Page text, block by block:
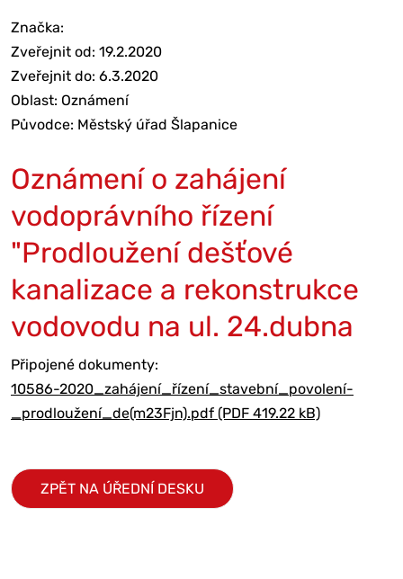
Značka:
Zveřejnit od: 19.2.2020
Zveřejnit do: 6.3.2020
Oblast: Oznámení
Původce: Městský úřad Šlapanice
Oznámení o zahájení
vodoprávního řízení
"Prodloužení dešťové
kanalizace a rekonstrukce
vodovodu na ul. 24.dubna
Připojené dokumenty:
10586-2020_zahájení_řízení_stavební_povolení-
_prodloužení_de(m23Fjn).pdf (PDF 419.22 kB)
ZPĚT NA ÚŘEDNÍ DESKU